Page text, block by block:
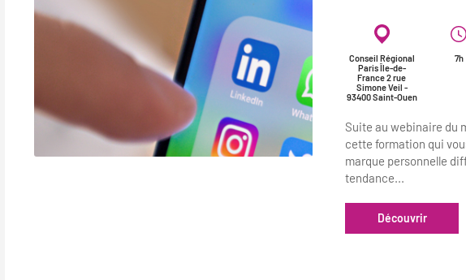
Conseil Régional
Paris Île-de-
France 2 rue
Simone Veil -
93400 Saint-Ouen
7h
Suite au webinaire du
cette formation qui
marque personnelle
tendance...
Découvrir